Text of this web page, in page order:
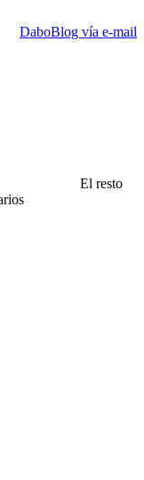
DaboBlog vía e-mail
El resto